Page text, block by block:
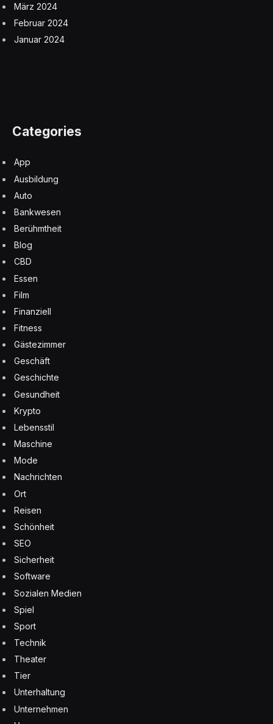
März 2024
Februar 2024
Januar 2024
Categories
App
Ausbildung
Auto
Bankwesen
Berühmtheit
Blog
CBD
Essen
Film
Finanziell
Fitness
Gästezimmer
Geschäft
Geschichte
Gesundheit
Krypto
Lebensstil
Maschine
Mode
Nachrichten
Ort
Reisen
Schönheit
SEO
Sicherheit
Software
Sozialen Medien
Spiel
Sport
Technik
Theater
Tier
Unterhaltung
Unternehmen